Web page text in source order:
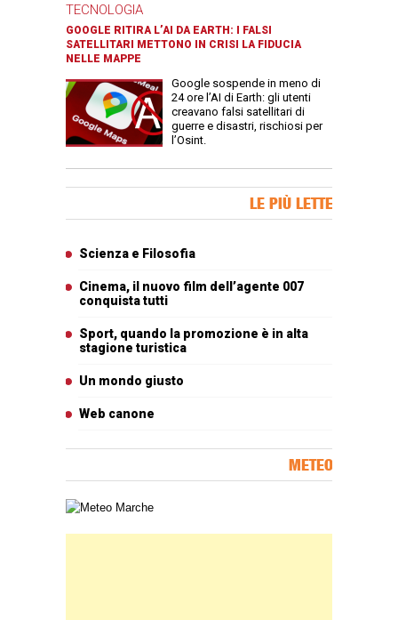
TECNOLOGIA
GOOGLE RITIRA L’AI DA EARTH: I FALSI
SATELLITARI METTONO IN CRISI LA FIDUCIA
NELLE MAPPE
Google sospende in meno di
24 ore l’AI di Earth: gli utenti
creavano falsi satellitari di
guerre e disastri, rischiosi per
l’Osint.
LE PIÙ LETTE
Scienza e Filosofia
Cinema, il nuovo film dell’agente 007
conquista tutti
Sport, quando la promozione è in alta
stagione turistica
Un mondo giusto
Web canone
METEO
Carta meteorologica delle Marche